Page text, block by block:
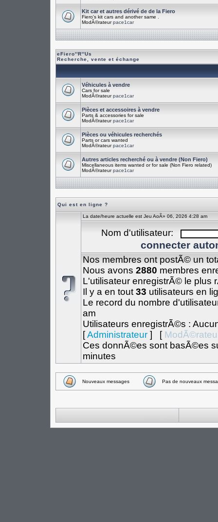
Kit car et autres dérivé de de la Fiero
Fiero's kit cars and another same .
ModÃ©rateurpace1car
eFiero''R''Us
Recherche, vente et échange
Véhicules à vendre
Cars for sale
ModÃ©rateurpace1car
Pièces et accessoires à vendre
Parts & accessories for sale
ModÃ©rateurpace1car
Pièces ou véhicules recherchés
Parts or cars wanted
ModÃ©rateurpace1car
Autres articles recherché ou à vendre (Non Fiero)
Miscellaneous items wanted or for sale (Non Fiero related)
ModÃ©rateurpace1car
Qui est en ligne ?
La date/heure actuelle est Jeu AoÃ» 06, 2026 4:28 am
Nom d'utilisateur:
connecter
Nos membres ont postÃ© un
Nous avons 2880 membres
L'utilisateur enregistrÃ© le plus
Il y a en tout 33 utilisateurs en
Le record du nombre
am
Utilisateurs enregistrÃ©s :
[Administrateur] [
Ces donnÃ©es sont basÃ©es
minutes
Nouveaux messages Pas de nouveaux